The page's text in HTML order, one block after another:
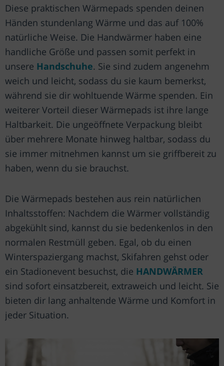
Diese praktischen Wärmepads spenden deinen
Händen stundenlang Wärme und das auf 100%
natürliche Weise. Die Handwärmer haben eine
handliche Größe und passen somit perfekt in
unsere Handschuhe. Sie sind zudem angenehm
weich und leicht, sodass du sie kaum bemerkst,
während sie dir wohltuende Wärme spenden. Ein
weiterer Vorteil dieser Wärmepads ist ihre lange
Haltbarkeit. Die ungeöffnete Verpackung bleibt
über mehrere Monate hinweg haltbar, sodass du
sie immer mitnehmen kannst um sie griffbereit zu
haben, wenn du sie brauchst.
Die Wärmepads bestehen aus rein natürlichen
Inhaltsstoffen: Nachdem die Wärmer vollständig
abgekühlt sind, kannst du sie bedenkenlos in den
normalen Restmüll geben. Egal, ob du einen
Winterspaziergang machst, Skifahren gehst oder
ein Stadionevent besuchst, die HANDWÄRMER
sind sofort einsatzbereit, extraweich und leicht. Sie
bieten dir lang anhaltende Wärme und Komfort in
jeder Situation.